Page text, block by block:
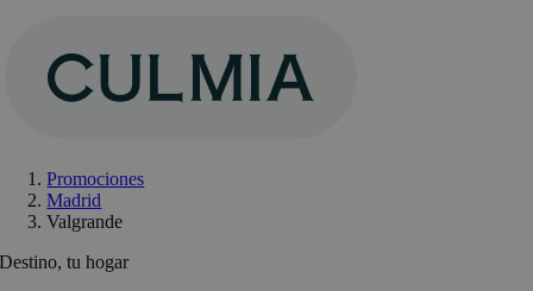
contenido
Promociones
Madrid
Valgrande
Destino, tu hogar